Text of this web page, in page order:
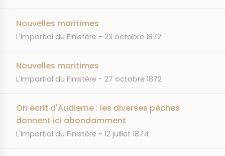
Nouvelles maritimes
JOURNAL
L'Impartial du Finistère DATE
23 octobre 1872
Nouvelles maritimes
JOURNAL
L'Impartial du Finistère DATE
27 octobre 1872
On écrit d'Audierne : les diverses pêches
donnent ici abondamment
JOURNAL
L'Impartial du Finistère DATE
12 juillet 1874